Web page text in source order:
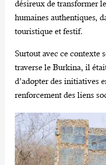
désireux de transformer
humaines authentiques,
touristique et festif.
Surtout avec ce
traverse le Burkina, il
d’adopter des initiatives
renforcement des liens